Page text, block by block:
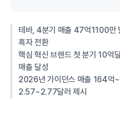
테바, 4분기 매출 47억1100만
흑자 전환
핵심 혁신 브랜드 첫 분기 10억
매출 달성
2026년 가이던스 매출 164억
2.57~2.77달러 제시